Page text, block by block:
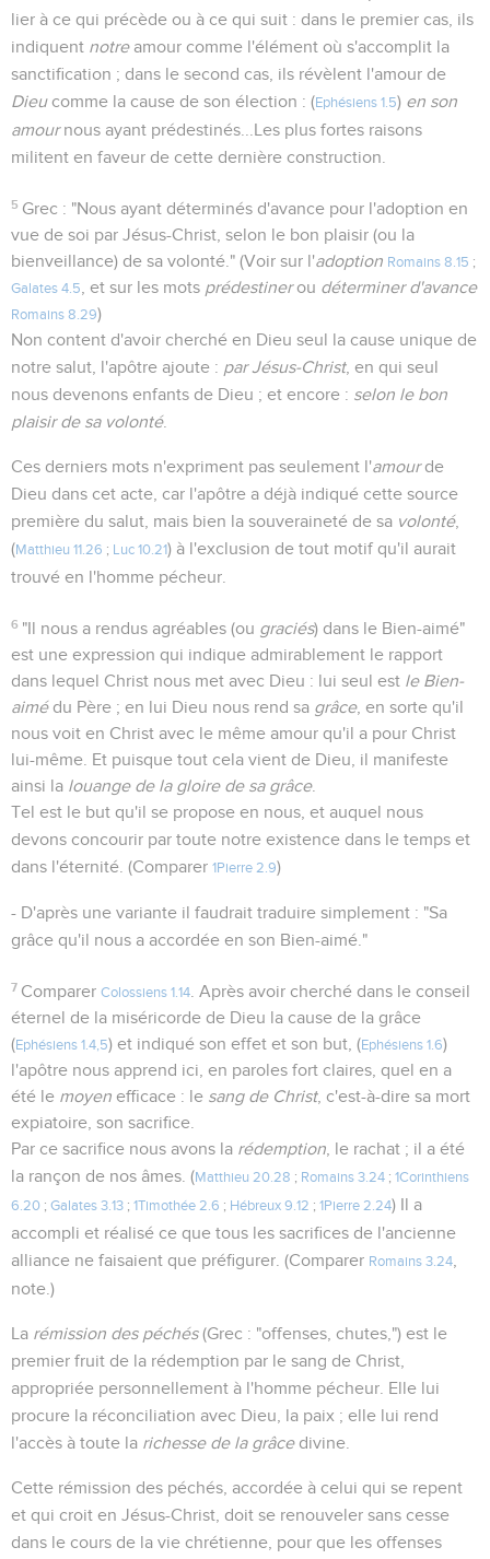
lier à ce qui précède ou à ce qui suit : dans le premier cas, ils
indiquent notreamour comme l'élément où s'accomplit la
sanctification ; dans le second cas, ils révèlent l'amour de
Dieucomme la cause de son élection : (Ephésiens 1.5) en son
amournous ayant prédestinés...Les plus fortes raisons
militent en faveur de cette dernière construction.
5 Grec : "Nous ayant déterminés d'avance pour l'adoption en
vue de soi par Jésus-Christ, selon le bon plaisir (ou la
bienveillance) de sa volonté." (Voir sur l'adoption Romains 8.15 ;
Galates 4.5
, et sur les mots prédestinerou déterminer d'avance
Romains 8.29)
Non content d'avoir cherché en Dieu seul la cause unique de
notre salut, l'apôtre ajoute : par Jésus-Christ, en qui seul
nous devenons enfants de Dieu ; et encore : selon le bon
plaisir de sa volonté.
Ces derniers mots n'expriment pas seulement l'amourde
Dieu dans cet acte, car l'apôtre a déjà indiqué cette source
première du salut, mais bien la souveraineté de sa volonté,
(Matthieu 11.26 ; Luc 10.21) à l'exclusion de tout motif qu'il aurait
trouvé en l'homme pécheur.
6 "Il nous a rendus agréables (ou graciés) dans le Bien-aimé"
est une expression qui indique admirablement le rapport
dans lequel Christ nous met avec Dieu : lui seul est le Bien-
aimédu Père ; en lui Dieu nous rend sa grâce, en sorte qu'il
nous voit en Christ avec le même amour qu'il a pour Christ
lui-même. Et puisque tout cela vient de Dieu, il manifeste
ainsi la louange de la gloire de sa grâce.
Tel est le but qu'il se propose en nous, et auquel nous
devons concourir par toute notre existence dans le temps et
dans l'éternité. (Comparer 1Pierre 2.9)
- D'après une variante il faudrait traduire simplement : "Sa
grâce qu'il nous a accordée en son Bien-aimé."
7 ComparerColossiens 1.14
. Après avoir cherché dans le conseil
éternel de la miséricorde de Dieu la cause de la grâce
(Ephésiens 1.4,5) et indiqué son effet et son but, (Ephésiens 1.6)
l'apôtre nous apprend ici, en paroles fort claires, quel en a
été le moyen efficace : le sang de Christ, c'est-à-dire sa mort
expiatoire, son sacrifice.
Par ce sacrifice nous avons la rédemption , le rachat ; il a été
la rançon de nos âmes. (Matthieu 20.28 ; Romains 3.24 ; 1Corinthiens
6.20 ; Galates 3.13 ; 1Timothée 2.6 ; Hébreux 9.12 ; 1Pierre 2.24) Il a
accompli et réalisé ce que tous les sacrifices de l'ancienne
alliance ne faisaient que préfigurer. (Comparer Romains 3.24
note.)
La rémission des péchés(Grec : "offenses, chutes,") est le
premier fruit de la rédemption par le sang de Christ,
appropriée personnellement à l'homme pécheur. Elle lui
procure la réconciliation avec Dieu, la paix ; elle lui rend
l'accès à toute la richesse de la grâcedivine.
Cette rémission des péchés, accordée à celui qui se repent
et qui croit en Jésus-Christ, doit se renouveler sans cesse
dans le cours de la vie chrétienne, pour que les offenses